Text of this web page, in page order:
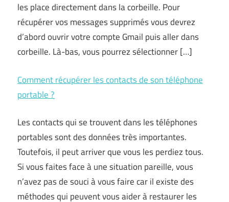
les place directement dans la corbeille. Pour
récupérer vos messages supprimés vous devrez
d’abord ouvrir votre compte Gmail puis aller dans
corbeille. Là-bas, vous pourrez sélectionner […]
Comment récupérer les contacts de son téléphone
portable ?
Les contacts qui se trouvent dans les téléphones
portables sont des données très importantes.
Toutefois, il peut arriver que vous les perdiez tous.
Si vous faites face à une situation pareille, vous
n’avez pas de souci à vous faire car il existe des
méthodes qui peuvent vous aider à restaurer les